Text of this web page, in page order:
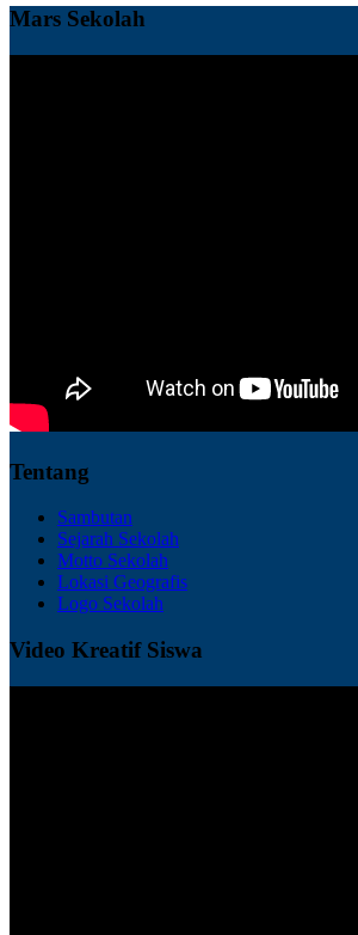
Mars Sekolah
Tentang
Sambutan
Sejarah Sekolah
Motto Sekolah
Lokasi Geografis
Logo Sekolah
Video Kreatif Siswa